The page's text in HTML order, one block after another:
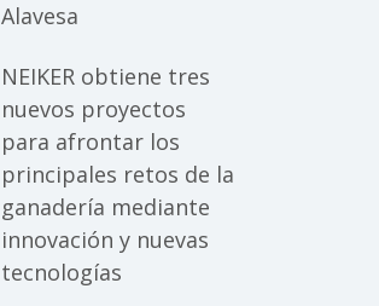
Alavesa
NEIKER obtiene tres
nuevos proyectos
para afrontar los
principales retos de la
ganadería mediante
innovación y nuevas
tecnologías